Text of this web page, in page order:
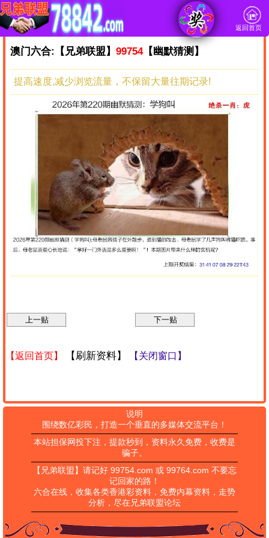
返回首页
澳门六合:【兄弟联盟】 99754【幽默猜测】
提高速度,减少浏览流量，不保留大量往期记录!
【返回首页】 【刷新资料】 【关闭窗口】
说明
围绕数亿彩民，打造一个垂直的多媒体交流平台！
本站担保网投下注，提款秒到，资料永久免费，收费是
骗子。
【兄弟联盟】请记好 99754.com 或 99764.com 不要忘
记回家的路！
六合在线，收集各类香港彩资料，免费内幕资料，走势
分析，尽在兄弟联盟论坛